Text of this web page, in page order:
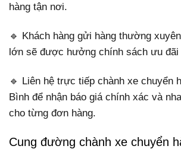
hàng tận nơi.
🔹 Khách hàng gửi hàng thường
lớn sẽ được hưởng chính sách ưu đãi
🔹 Liên hệ trực tiếp chành xe chuyển
Bình để nhận báo giá chính xác và
cho từng đơn hàng.
Cung đường chành xe chuyển